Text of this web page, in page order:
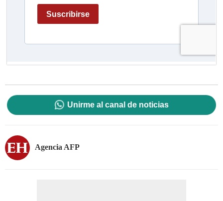
Unirme al canal de noticias
Agencia AFP